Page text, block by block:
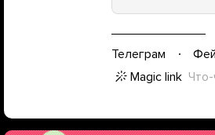
Телеграм
Magic link